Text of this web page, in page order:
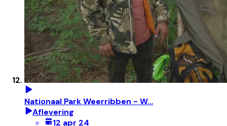
Nationaal Park Weerribben - W…
Aflevering
12 apr 24